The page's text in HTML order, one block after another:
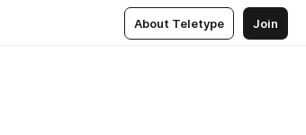
About Teletype Join